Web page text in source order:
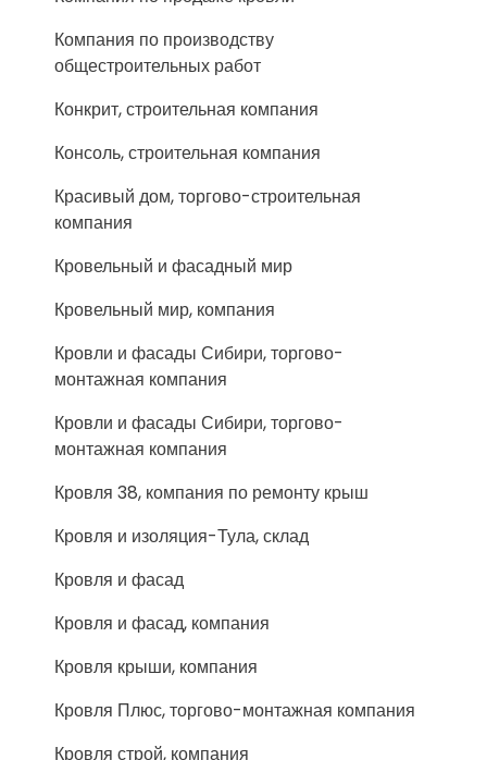
Компания по производству
общестроительных работ
Конкрит, строительная компания
Консоль, строительная компания
Красивый дом, торгово-строительная
компания
Кровельный и фасадный мир
Кровельный мир, компания
Кровли и фасады Сибири, торгово-
монтажная компания
Кровли и фасады Сибири, торгово-
монтажная компания
Кровля 38, компания по ремонту крыш
Кровля и изоляция-Тула, склад
Кровля и фасад
Кровля и фасад, компания
Кровля крыши, компания
Кровля Плюс, торгово-монтажная компания
Кровля строй, компания